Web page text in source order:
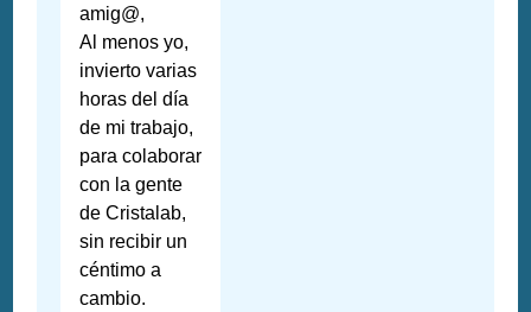
amig@,
Al menos yo,
invierto varias
horas del día
de mi trabajo,
para colaborar
con la gente
de Cristalab,
sin recibir un
céntimo a
cambio.